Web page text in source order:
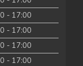
- 17:00
- 17:00
- 17:00
- 17:00